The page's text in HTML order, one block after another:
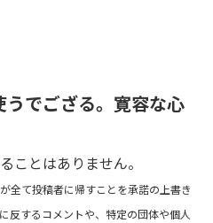
うでござる。寛容な心
ことはありません。
全て投稿者に帰すことを承諾の上書き
反するコメントや、特定の団体や個人